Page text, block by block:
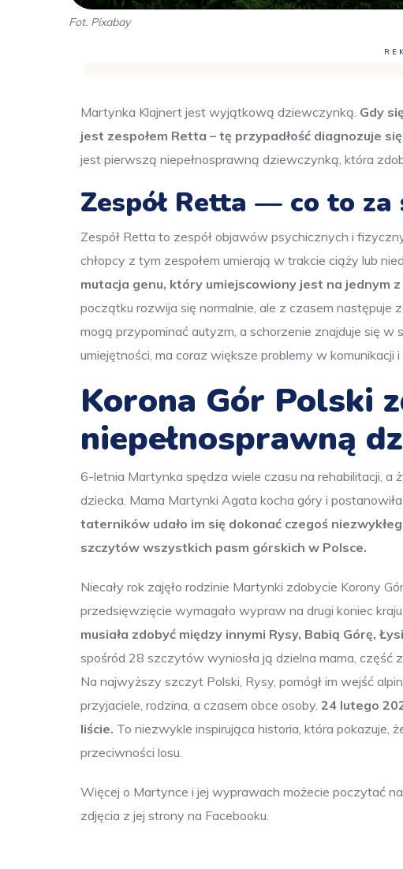
Fot. Pixabay
Martynka Klajnert jest wyjątkową dziewczynką. Gdy
jest zespołem Retta – tę przypadłość diagnozuje
jest pierwszą niepełnosprawną dziewczynką, która
Zespół Retta — co to za
Zespół Retta to zespół objawów psychicznych i
chłopcy z tym zespołem umierają w trakcie ciąży lub
mutacja genu, który umiejscowiony jest na jednym z
początku rozwija się normalnie, ale z czasem
mogą przypominać autyzm, a schorzenie znajduje się w
umiejętności, ma coraz większe problemy w komunikacji i
Korona Gór Polski
niepełnosprawną
6-letnia Martynka spędza wiele czasu na rehabilitacji, a
dziecka. Mama Martynki Agata kocha góry i
taterników udało im się dokonać czegoś
szczytów wszystkich pasm górskich w Polsce.
Niecały rok zajęło rodzinie Martynki zdobycie Korony
przedsięwzięcie wymagało wypraw na drugi koniec
musiała zdobyć między innymi Rysy, Babią Górę,
spośród 28 szczytów wyniosła ją dzielna mama, część
Na najwyższy szczyt Polski, Rysy, pomógł im wejść
przyjaciele, rodzina, a czasem obce osoby. 24 lutego
liście. To niezwykle inspirująca historia, która pokazuje,
przeciwności losu.
Więcej o Martynce i jej wyprawach możecie poczytać
zdjęcia z jej strony na Facebooku.